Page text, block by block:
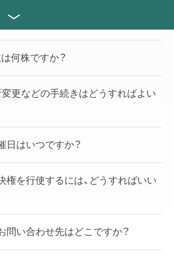
主確定日はいつですか？
何株ですか？
変更などの手続きはどうすればよい
日はいつですか？
権を行使するには、どうすればいい
問い合わせ先はどこですか？